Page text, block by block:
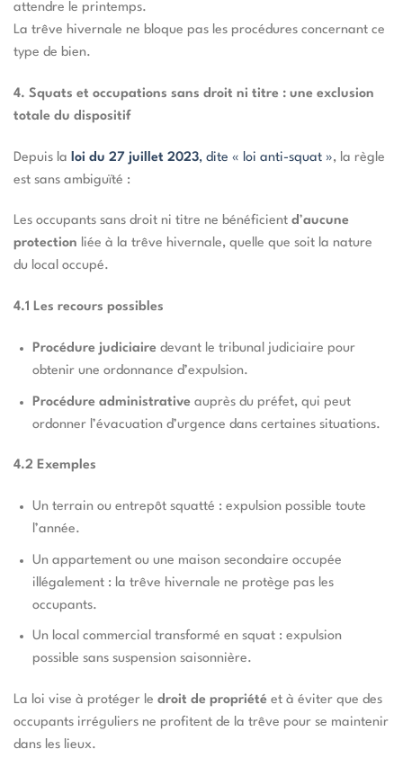
attendre le printemps.
La trêve hivernale ne bloque pas les procédures concernant ce
type de bien.
4. Squats et occupations sans droit ni titre : une exclusion
totale du dispositif
Depuis la loi du 27 juillet 2023, dite « loi anti-squat », la règle
est sans ambiguïté :
Les occupants sans droit ni titre ne bénéficient d’aucune
protection liée à la trêve hivernale, quelle que soit la nature
du local occupé.
4.1 Les recours possibles
Procédure judiciairedevant le tribunal judiciaire pour
obtenir une ordonnance d’expulsion.
Procédure administrativeauprès du préfet, qui peut
ordonner l’évacuation d’urgence dans certaines situations.
4.2 Exemples
Un terrain ou entrepôt squatté : expulsion possible toute
l’année.
Un appartement ou une maison secondaire occupée
illégalement : la trêve hivernale ne protège pas les
occupants.
Un local commercial transformé en squat : expulsion
possible sans suspension saisonnière.
La loi vise à protéger le droit de propriété et à éviter que des
occupants irréguliers ne profitent de la trêve pour se maintenir
dans les lieux.